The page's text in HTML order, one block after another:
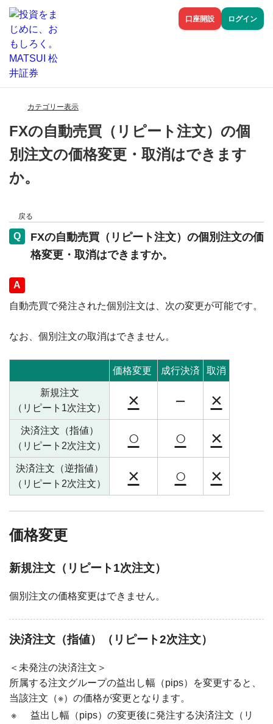
口座開設 ログイン
カテゴリー表示
FXの自動売買（リピート注文）の個
別注文の価格変更・取消はできます
か。
戻る
FXの自動売買（リピート注文）の個別注文の価
格変更・取消はできますか。
回答
自動売買で発注された個別注文は、次の変更が可能です。
なお、個別注文の取消はできません。
価格変更 成行決済 取消
新規注文
（リピート1次注文）
× － ×
決済注文（指値）
（リピート2次注文）
○ ○ ×
決済注文（逆指値）
（リピート2次注文）
× ○ ×
価格変更
新規注文（リピート1次注文）
個別注文の価格変更はできません。
決済注文（指値）（リピート2次注文）
＜未発注の決済注文＞
所属する注文グループの益出し幅（pips）を変更すると、
当該注文（※）の価格が変更となります。
※
益出し幅（pips）の変更後に発注する決済注文（リ